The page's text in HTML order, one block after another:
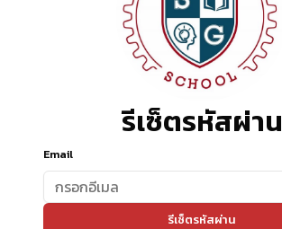
รีเซ็ตรหัสผ่าน
Email
รีเซ็ตรหัสผ่าน